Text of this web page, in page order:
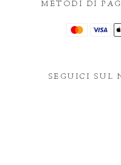
METODI DI
SEGUICI SUL